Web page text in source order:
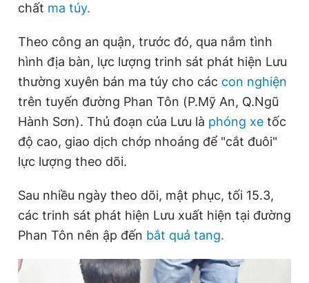
Thông tin tòa soạn
Đọc Thanh Niên trên điện thoại
Theo dõi báo trên
Hotline Liên hệ quảng cáo
chất ma túy.
Theo công an quận, trước đó, qua nắm tình
hình địa bàn, lực lượng trinh sát phát hiện Lưu
thường xuyên bán ma túy cho các con nghiện
trên tuyến đường Phan Tôn (P.Mỹ An, Q.Ngũ
Hành Sơn). Thủ đoạn của Lưu là phóng xe tốc
độ cao, giao dịch chớp nhoáng để "cắt đuôi"
lực lượng theo dõi.
Sau nhiều ngày theo dõi, mật phục, tối 15.3,
các trinh sát phát hiện Lưu xuất hiện tại đường
Phan Tôn nên ập đến bắt quả tang.